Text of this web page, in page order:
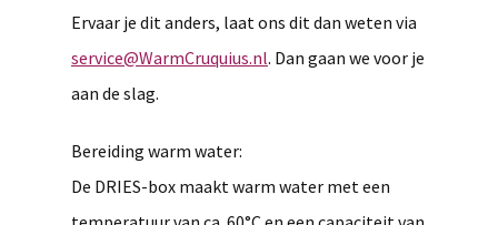
Ervaar je dit anders, laat ons dit dan weten via
service@WarmCruquius.nl. Dan gaan we voor je
aan de slag.
Bereiding warm water:
De DRIES-box maakt warm water met een